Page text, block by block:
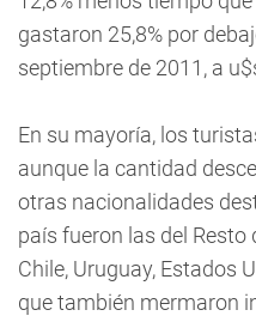
gastaron 25,8% por
septiembre de 2011, a
En su mayoría, los
aunque la cantidad
otras nacionalidades
país fueron las del Resto
Chile, Uruguay, Estados
que también mermaron